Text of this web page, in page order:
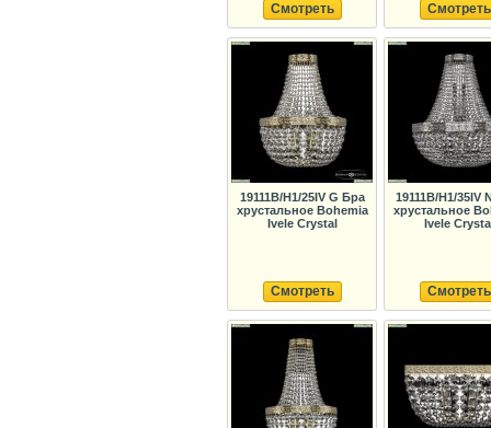
Смотреть Смотреть
19111B/H1/25IV G Бра
хрустальное Bohemia
Ivele Crystal
Смотреть
19111B/H1/35IV
хрустальное
Ivele
Смотреть